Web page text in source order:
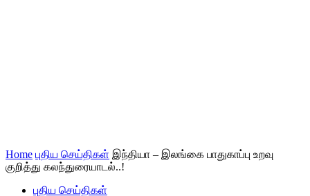
Home புதிய செய்திகள் இந்தியா – இலங்கை பாதுகாப்பு உறவு
குறித்து கலந்துரையாடல்..!
புதிய செய்திகள்